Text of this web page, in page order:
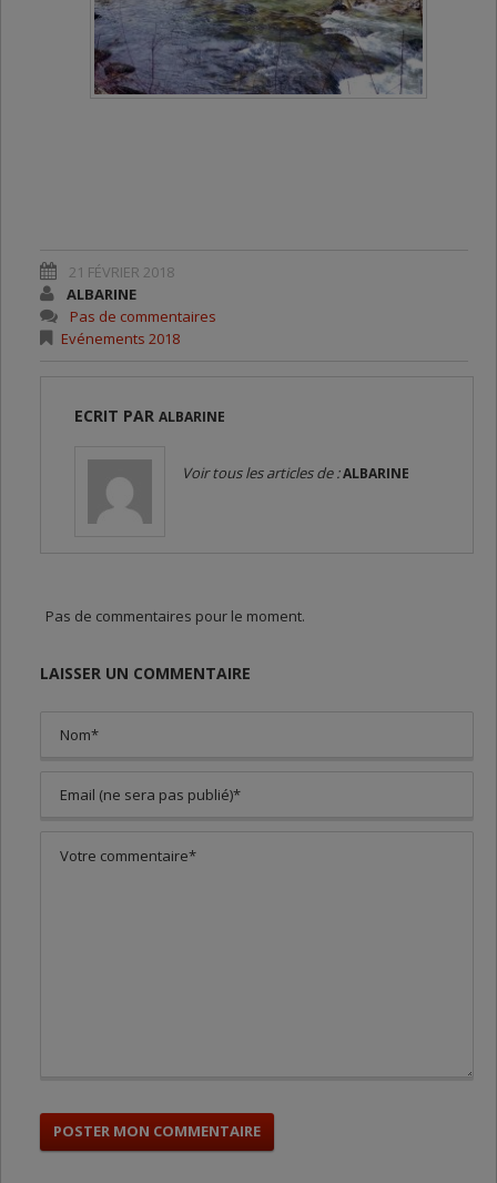
21 FÉVRIER 2018
ALBARINE
Pas de commentaires
Evénements 2018
ECRIT PAR ALBARINE
Voir tous les articles de :ALBARINE
Pas de commentaires pour le moment.
LAISSER UN COMMENTAIRE